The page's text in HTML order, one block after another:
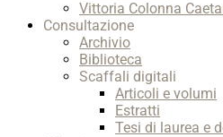
Vittoria Colonna
Consultazione
Archivio
Biblioteca
Scaffali digitali
Articoli e volumi
Estratti
Tesi di laurea e